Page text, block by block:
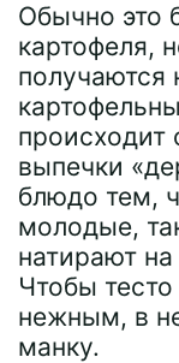
Обычно это
картофеля,
получаются
происходит
выпечки
блюдо тем,
молодые,
натирают
Чтобы
нежным, в
манку.